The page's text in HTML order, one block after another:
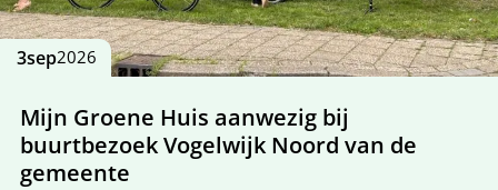
3sep2026
Mijn Groene Huis aanwezig bij
buurtbezoek Vogelwijk Noord van de
gemeente